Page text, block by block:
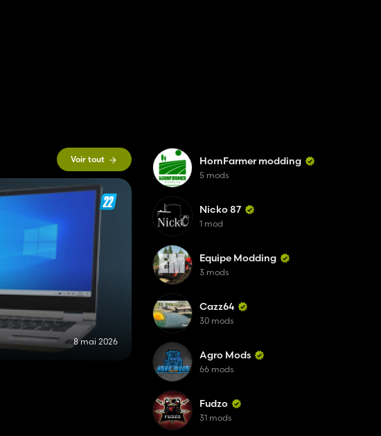
Voir tout
8 mai 2026
HornFarmer modding
5 mods
Nicko 87
1 mod
Equipe Modding
3 mods
Cazz64
30 mods
Agro Mods
66 mods
Fudzo
31 mods